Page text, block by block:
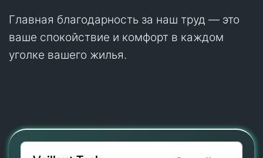
Главная благодарность за наш труд — это
ваше спокойствие и комфорт в каждом
уголке вашего жилья.